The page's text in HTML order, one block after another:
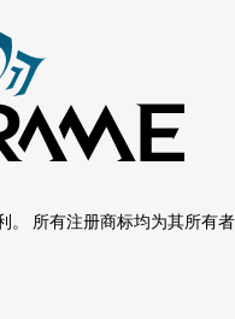
。 所有注册商标均为其所有者